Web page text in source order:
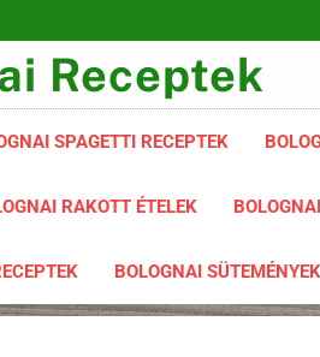
Receptek
SPAGETTI RECEPTEK
RAKOTT ÉTELEK
BOLOGNAI SÜTEMÉNYEK